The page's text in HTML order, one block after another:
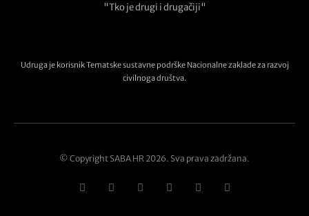
"Tko je drugi i drugačiji"
Udruga je korisnik Tematske sustavne podrške Nacionalne zaklade za razvoj
civilnoga društva.
© Copyright SABA HR 2026. Sva prava zadržana.